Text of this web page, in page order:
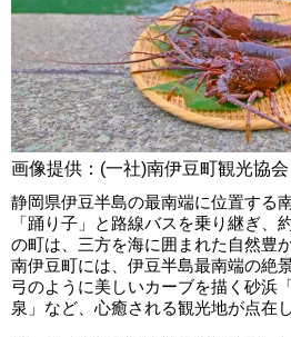
画像提供：(一社)南伊豆町観光協会
静岡県伊豆半島の最南端に位置する
「踊り子」と路線バスを乗り継ぎ、
の町は、三方を海に囲まれた自然豊
南伊豆町には、伊豆半島最南端の絶
弓のように美しいカーブを描く砂浜
泉」など、心癒される観光地が点在